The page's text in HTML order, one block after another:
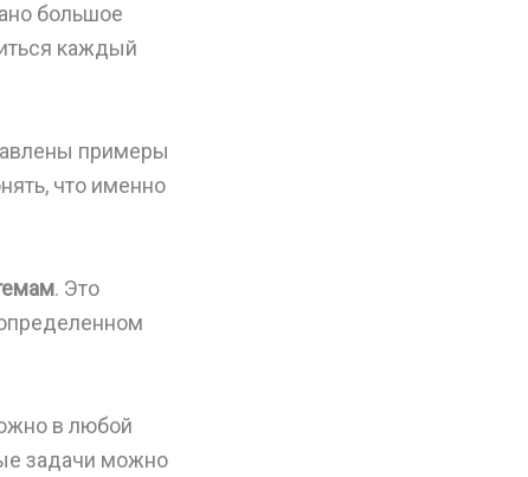
большое
каждый
примеры
что именно
. Это
в любой
задачи можно